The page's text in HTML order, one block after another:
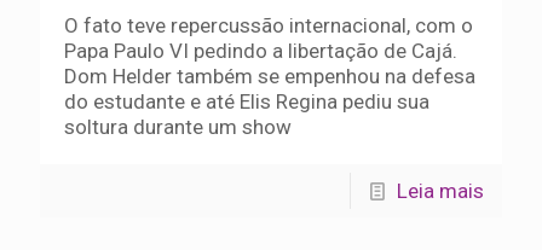
O fato teve repercussão internacional, com o
Papa Paulo VI pedindo a libertação de Cajá.
Dom Helder também se empenhou na defesa
do estudante e até Elis Regina pediu sua
soltura durante um show
Leia mais